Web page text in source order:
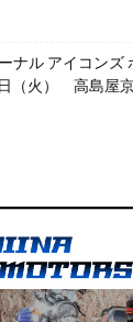
ナル アイコン
（火） 高島屋